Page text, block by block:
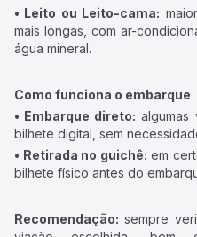
• Leito ou Leito-cama:
mais longas, com ar-
água mineral.
Como funciona o embarque
• Embarque direto: algumas
bilhete digital, sem
• Retirada no guichê: em
bilhete físico antes do
Recomendação: sempre